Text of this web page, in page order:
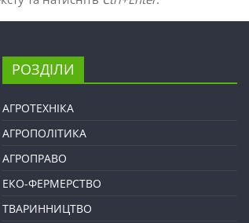
РОЗДІЛИ
АГРОТЕХНІКА
АГРОПОЛІТИКА
АГРОПРАВО
ЕКО-ФЕРМЕРСТВО
ТВАРИННИЦТВО